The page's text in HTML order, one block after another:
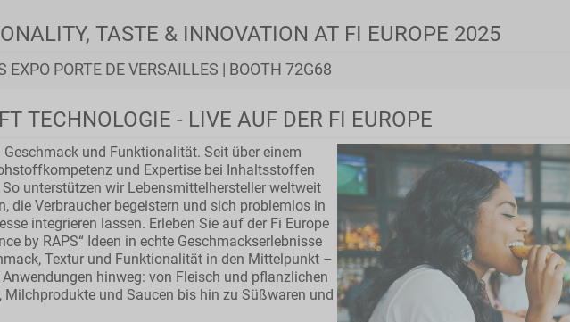
TASTE & INNOVATION AT FI EUROPE 2025
EXPO PORTE DE VERSAILLES | BOOTH 72G68
TECHNOLOGIE - LIVE AUF DER FI EUROPE
und Funktionalität. Seit über einem
und Expertise bei Inhaltsstoffen
unterstützen wir Lebensmittelhersteller weltweit
die Verbraucher begeistern und sich problemlos in
integrieren lassen. Erleben Sie auf der Fi Europe
by RAPS“ Ideen in echte Geschmackserlebnisse
Textur und Funktionalität in den Mittelpunkt –
hinweg: von Fleisch und pflanzlichen
Milchprodukte und Saucen bis hin zu Süßwaren und